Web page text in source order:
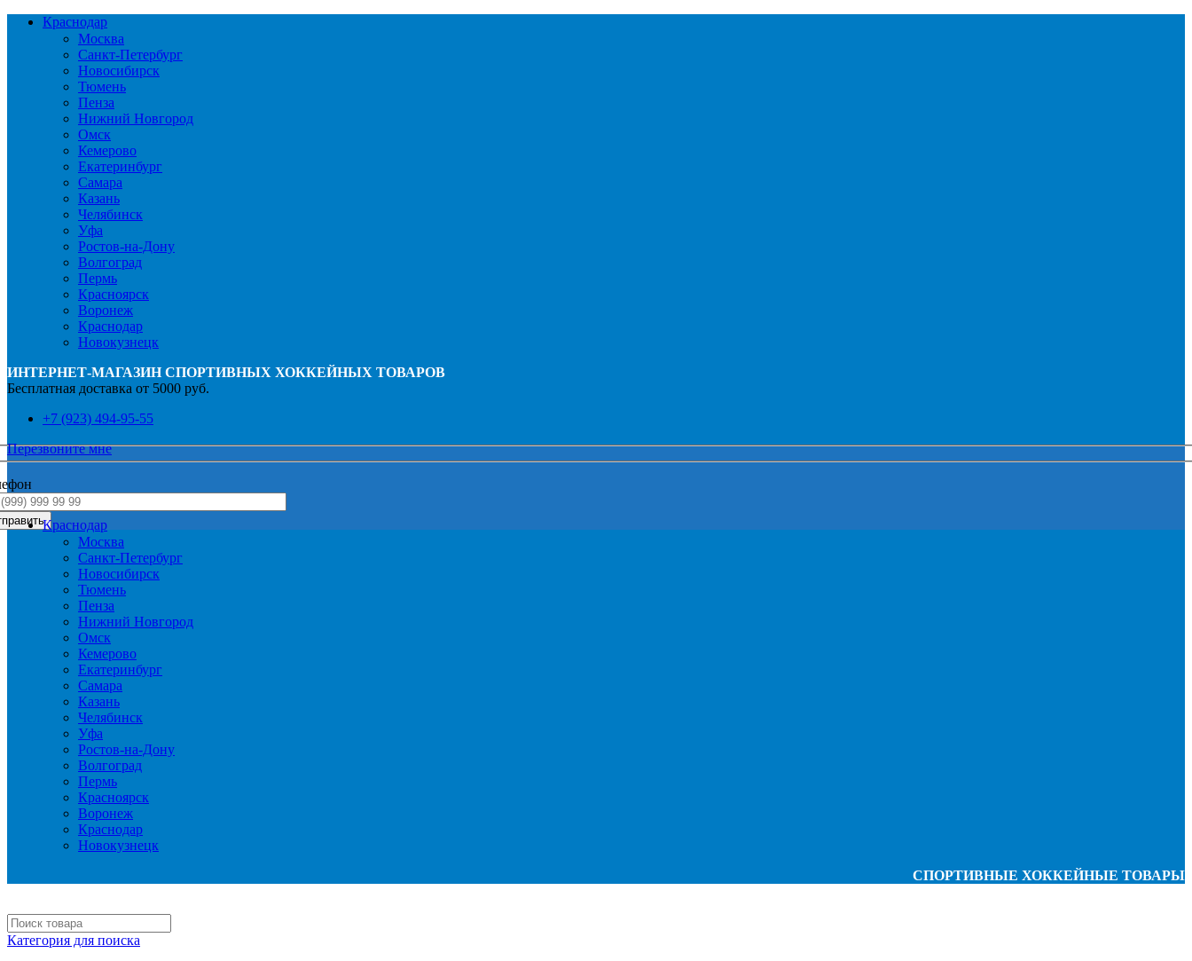
Краснодар
Москва
Санкт-Петербург
Новосибирск
Тюмень
Пенза
Нижний Новгород
Омск
Кемерово
Екатеринбург
Самара
Казань
Челябинск
Уфа
Ростов-на-Дону
Волгоград
Пермь
Красноярск
Воронеж
Краснодар
Новокузнецк
ИНТЕРНЕТ-МАГАЗИН СПОРТИВНЫХ ХОККЕЙНЫХ ТОВАРОВ
Бесплатная доставка от 5000 руб.
+7 (923) 494-95-55
Перезвоните мне
Краснодар
Москва
Санкт-Петербург
Новосибирск
Тюмень
Пенза
Нижний Новгород
Омск
Кемерово
Екатеринбург
Самара
Казань
Челябинск
Уфа
Ростов-на-Дону
Волгоград
Пермь
Красноярск
Воронеж
Краснодар
Новокузнецк
СПОРТИВНЫЕ ХОККЕЙНЫЕ ТОВАРЫ
Категория для поиска